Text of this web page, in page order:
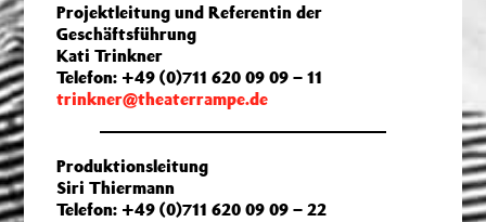
Projektleitung und Referentin der
Geschäftsführung
Kati Trinkner
Telefon: +49 (0)711 620 09 09 – 11
trinkner@theaterrampe.de
Produktionsleitung
Siri Thiermann
Telefon: +49 (0)711 620 09 09 – 22